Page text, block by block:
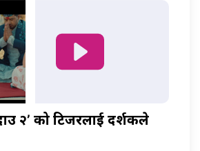
२’ को टिजरलाई दर्शकले